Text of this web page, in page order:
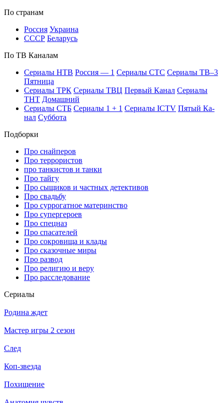
По стра­нам
Рос­сия Ук­раи­на
СССР Бе­ла­русь
По ТВ Ка­на­лам
Се­риа­лы НТВ Рос­сия — 1 Се­риа­лы СТС Се­риа­лы ТВ–3
Пят­ни­ца
Се­риа­лы ТРК Се­риа­лы ТВЦ Пер­вый Ка­нал Се­риа­лы
ТНТ До­маш­ний
Се­риа­лы СТБ Се­риа­лы 1 + 1 Се­риа­лы ICTV Пя­тый Ка­
нал Суб­бо­та
Подборки
Про снайперов
Про террористов
про танкистов и танки
Про тайгу
Про сыщиков и частных детективов
Про свадьбу
Про суррогатное материнство
Про супергероев
Про спецназ
Про спасателей
Про сокровища и клады
Про сказочные миры
Про развод
Про религию и веру
Про расследование
Се­риа­лы
Родина ждет
Мастер игры 2 сезон
След
Коп-звезда
Похищение